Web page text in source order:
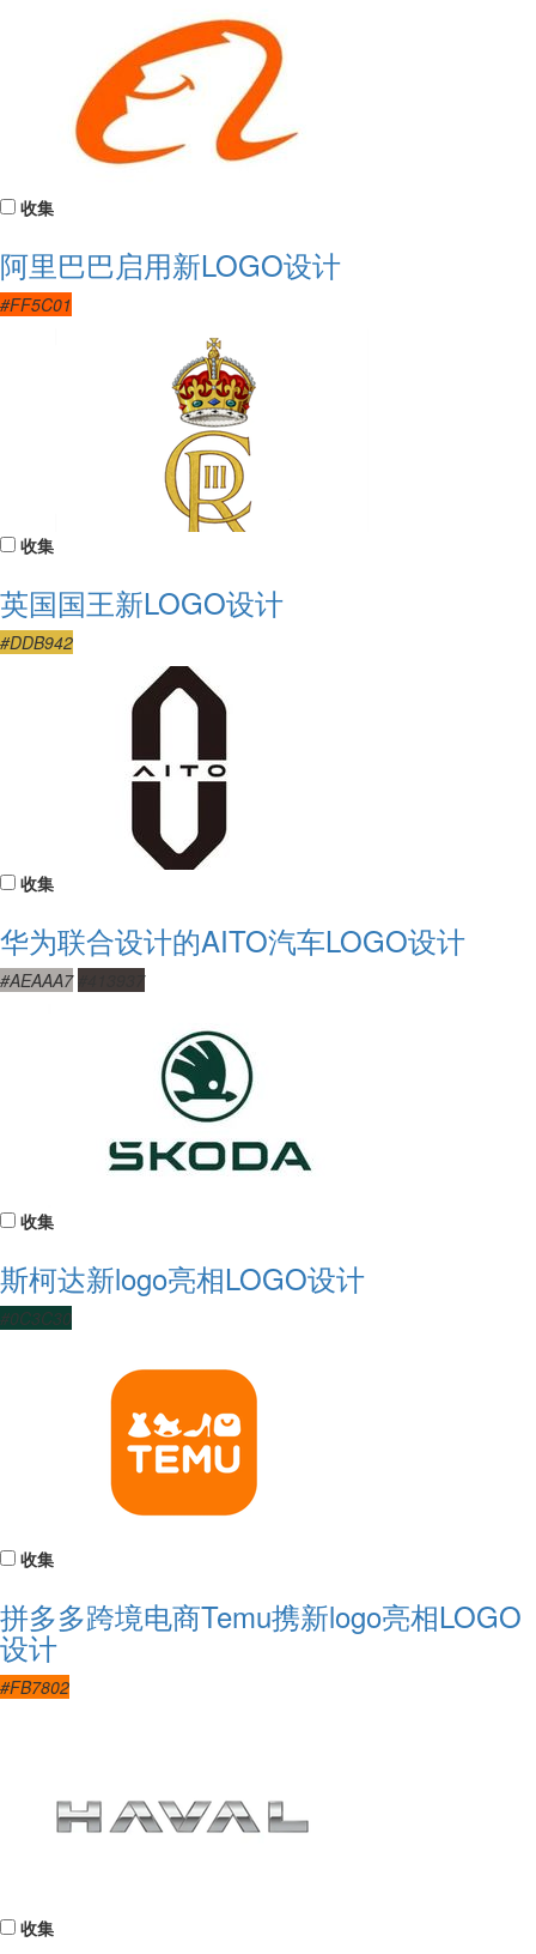
收集
阿里巴巴启用新LOGO设计
#FF5C01
收集
英国国王新LOGO设计
#DDB942
收集
华为联合设计的AITO汽车LOGO设计
#AEAAA7
收集
斯柯达新logo亮相LOGO设计
#0C3C30
收集
拼多多跨境电商Temu携新logo亮相LOGO
设计
#FB7802
收集